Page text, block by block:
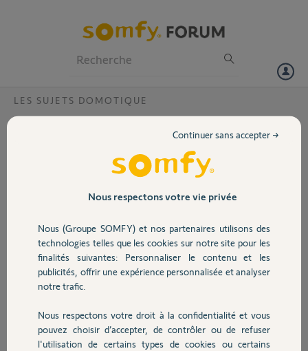
Volet
Sécurité
Domotique
Chauffage
LES SUJETS DOMOTIQUE
Microrécepteur éclairage et interupteur à
Je viens d'installer un microrécepteur sur un interupteur: tout
fonctionne, la télécommande KEYGO est opérationnelle.
Cependant, le voyant de l'interupteur LEGRAND CELIANE ne
Il reste sur l'inter deux bornes inutilisées: N(neutre) et 1: est ce que je
peux ramener l'alimentation de l'éclairage prise en sortie du module
SOMFY sur la borne 1 et le neutre sur la N ?
Merci.
Participer au fil de discussion
Nous respectons votre vie privée
Nous (Groupe SOMFY) et nos partenaires utilisons des
technologies telles que les cookies sur notre site pour les
finalités suivantes: Personnaliser le contenu et les
publicités, offrir une expérience personnalisée et analyser
notre trafic.
Nous respectons votre droit à la confidentialité et vous
pouvez choisir d’accepter, de contrôler ou de refuser
l'utilisation de certains types de cookies ou certains
Continuer sans accepter →